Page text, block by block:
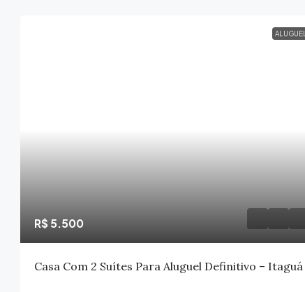
ALUGUEL
R$ 5.500
Casa Com 2 Suítes Para Aluguel Definitivo – Itaguá